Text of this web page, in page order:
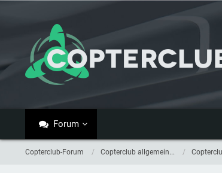
Forum
Copterclub-Forum Copterclub allgemein...